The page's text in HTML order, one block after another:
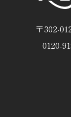
〒302-
0120-